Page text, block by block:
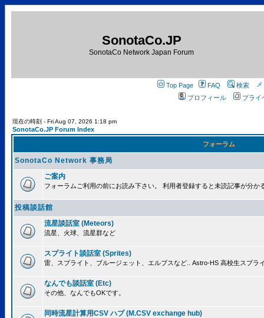
SonotaCo.JP
SonotaCo Network Japan Forum
Top Page FAQ
検索
プロフィール
プライ
現在の時刻 - Fri Aug 07, 2026 1:18 pm
SonotaCo.JP Forum Index
フォーラム
SonotaCo Network 事務局
ご案内
フォーラムご利用の前にお読み下さい。 利用者登録すると未読記事が分か
投稿談話館
流星談話室 (Meteors)
流星、火球、流星群など
スプライト談話室 (Sprites)
雷、スプライト、ブルージェット、エルブスなど.. Astro-HS 高校生スプラ
なんでも談話室 (Etc)
その他、なんでもOKです。
同時流星計算用CSV ハブ (M.CSV exchange hub)